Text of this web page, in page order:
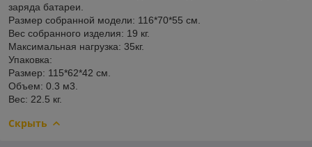
заряда батареи.
Размер собранной модели: 116*70*55 см.
Вес собранного изделия: 19 кг.
Максимальная нагрузка: 35кг.
Упаковка:
Размер: 115*62*42 см.
Объем: 0.3 м3.
Вес: 22.5 кг.
Скрыть